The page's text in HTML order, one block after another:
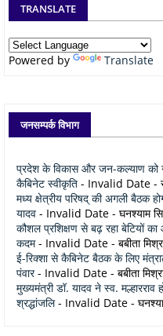
TRANSLATE
Powered by Translate
जनसम्पर्क विभाग
प्रदेश के विकास और जन-कल्याण को
कैबिनेट स्वीकृति - Invalid Date -
मध्य क्षेत्रीय परिषद् की अगली बैठक
यादव - Invalid Date - घनश्याम
कौशल प्रशिक्षण से बढ़ रहा बेटियों
कदम- Invalid Date - बबीता
ई-रिक्शा से कैबिनेट बैठक के लिए
पंवार- Invalid Date - बबीता
मुख्यमंत्री डॉ. यादव ने स्व. मल्हारराव
श्रद्धांजलि- Invalid Date -